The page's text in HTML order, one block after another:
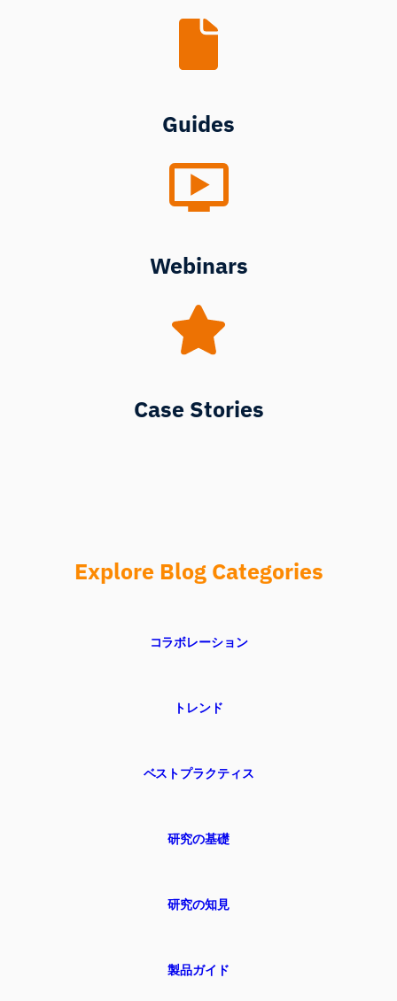
Guides
Webinars
Case Stories
Explore Blog Categories
コラボレーション
トレンド
ベストプラクティス
研究の基礎
研究の知見
製品ガイド